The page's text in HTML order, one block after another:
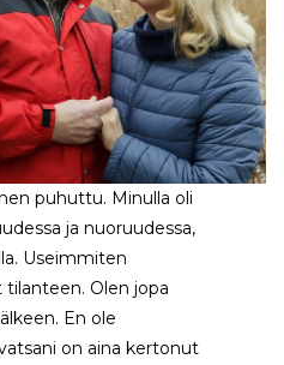
puhuttu. Minulla oli
ja nuoruudessa,
Useimmiten
Olen jopa
En ole
on aina kertonut